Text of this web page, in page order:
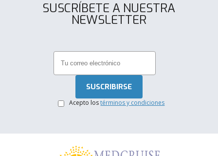
SUSCRÍBETE A NUESTRA
NEWSLETTER
Acepto lostérminos y condiciones